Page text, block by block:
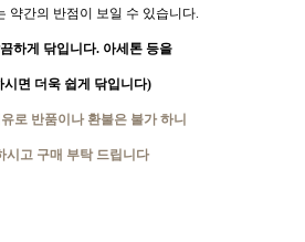
약간의 반점이 보일 수 있습니다.
하게 닦입니다. 아세톤 등을
시면 더욱 쉽게 닦입니다)
로 반품이나 환불은 불가 하니
시고 구매 부탁 드립니다